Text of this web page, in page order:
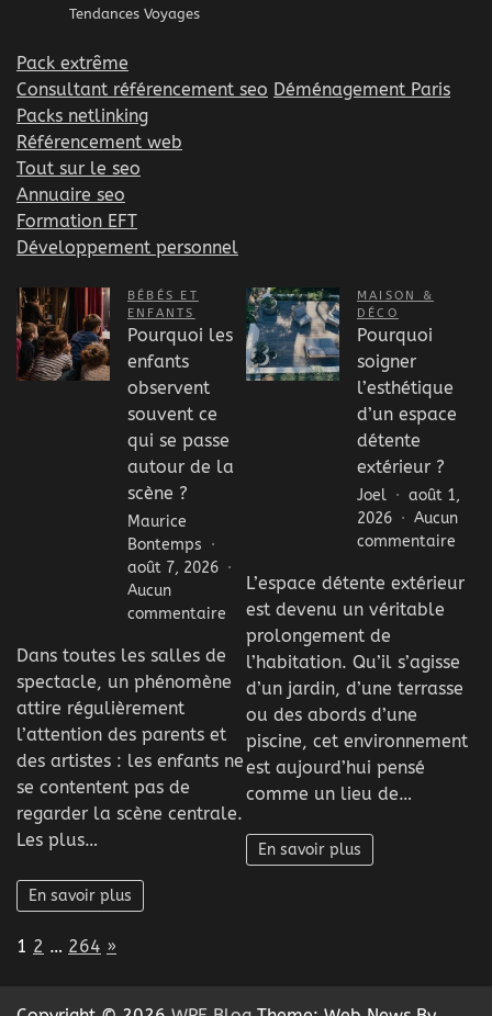
Tendances Voyages
Pack extrême
Consultant référencement seo Déménagement Paris
Packs netlinking
Référencement web
Tout sur le seo
Annuaire seo
Formation EFT
Développement personnel
BÉBÉS ET
ENFANTS
Pourquoi les
enfants
observent
souvent ce
qui se passe
autour de la
scène ?
Maurice
Bontemps
août 7, 2026
Aucun
commentaire sur
Pourquoi
enfants
observent
souvent
qui
passe
autour
Dans toutes les salles de
spectacle, un phénomène
attire régulièrement
l’attention des parents et
des artistes : les enfants ne
se contentent pas de
regarder la scène centrale.
Les plus…
En savoir plus
MAISON &
DÉCO
Pourquoi
soigner
l’esthétique
d’un espace
détente
extérieur ?
Joel
août 1,
2026
Aucun
commentaire
L’espace détente extérieur
est devenu un véritable
prolongement de
l’habitation. Qu’il s’agisse
d’un jardin, d’une terrasse
ou des abords d’une
piscine, cet environnement
est aujourd’hui pensé
comme un lieu de…
En savoir plus
Page:
1 2 … 264 Next
»